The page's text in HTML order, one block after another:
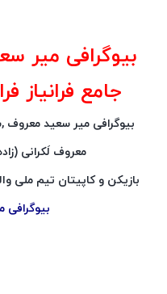
بیوگرافی میر
جامع فرانیاز
بیوگرافی میر سعید معروف
معروف لَکرانی (زاده ۲۸ مهر ۱۳۶۴ –
بازیکن و کاپیتان تیم ملی